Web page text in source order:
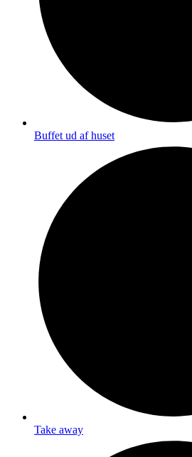
Buffet ud af huset
Take away